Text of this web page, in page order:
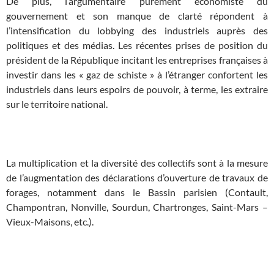
gouvernement et son manque de clarté répondent à
l’intensification du lobbying des industriels auprès des
politiques et des médias. Les récentes prises de position du
président de la République incitant les entreprises françaises à
investir dans les « gaz de schiste » à l’étranger confortent les
industriels dans leurs espoirs de pouvoir, à terme, les extraire
sur le territoire national.
La multiplication et la diversité des collectifs sont à la mesure
de l’augmentation des déclarations d’ouverture de travaux de
forages, notamment dans le Bassin parisien (Contault,
Champontran, Nonville, Sourdun, Chartronges, Saint-Mars –
Vieux-Maisons, etc.).